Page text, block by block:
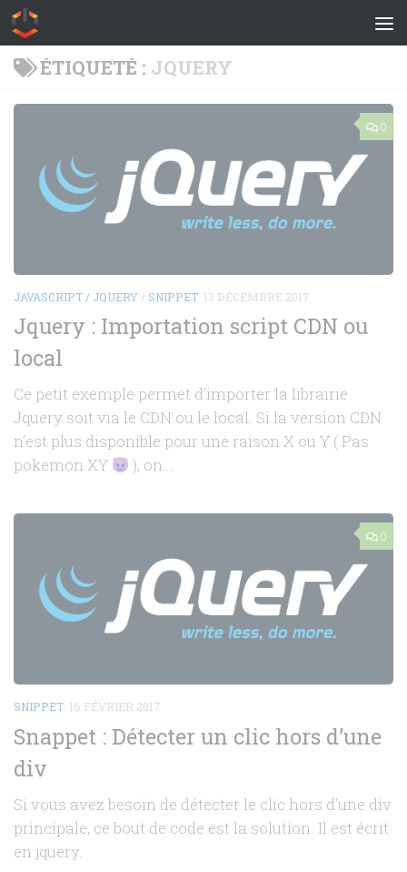
Skip to content
ÉTIQUETÉ : JQUERY
0
JAVASCRIPT / JQUERY / SNIPPET 13 DÉCEMBRE 2017
Jquery : Importation script CDN ou
local
Ce petit exemple permet d’importer la librairie
Jquery soit via le CDN ou le local. Si la version CDN
n’est plus disponible pour une raison X ou Y ( Pas
pokemon XY
), on...
0
SNIPPET 16 FÉVRIER 2017
Snappet : Détecter un clic hors d’une
div
Si vous avez besoin de détecter le clic hors d’une div
principale, ce bout de code est la solution. Il est écrit
en jquery.